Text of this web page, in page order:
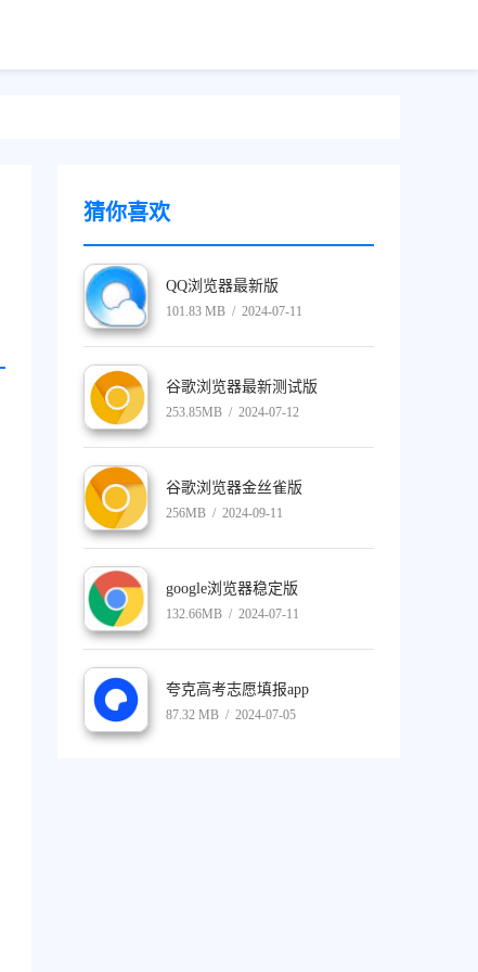
猜你喜欢
QQ浏览器最新版
101.83 MB / 2024-07-11
谷歌浏览器最新测试版
253.85MB / 2024-07-12
谷歌浏览器金丝雀版
256MB / 2024-09-11
google浏览器稳定版
132.66MB / 2024-07-11
夸克高考志愿填报app
87.32 MB / 2024-07-05